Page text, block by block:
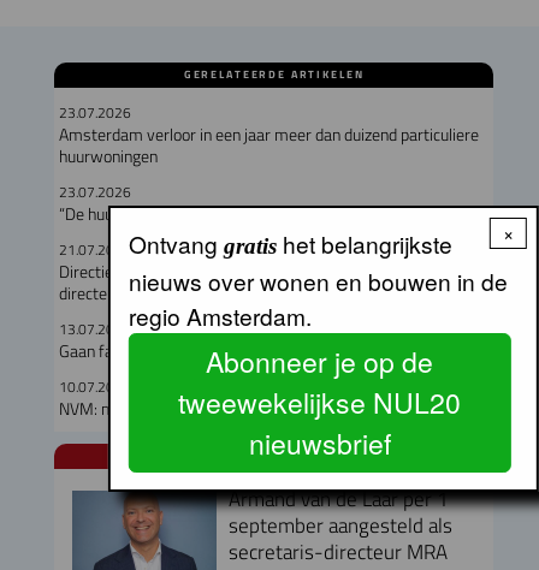
GERELATEERDE ARTIKELEN
23.07.2026
Amsterdam verloor in een jaar meer dan duizend particuliere
huurwoningen
23.07.2026
“De huurmarkt is een schoolvoorbeeld van marktfalen”
21.07.2026
Directieteam Eigen Haard compleet met twee nieuwe
directeuren
13.07.2026
Gaan fabriekswoningen het woningtekort lenigen?
10.07.2026
NVM: meer keuze op de woningmarkt in Q2
NUL20 NIEUWS
Armand van de Laar per 1
september aangesteld als
secretaris-directeur MRA
×
Ontvang gratishet belangrijkste
nieuws over wonen en bouwen in de
regio Amsterdam.
Abonneer je op de
tweewekelijkse NUL20
nieuwsbrief